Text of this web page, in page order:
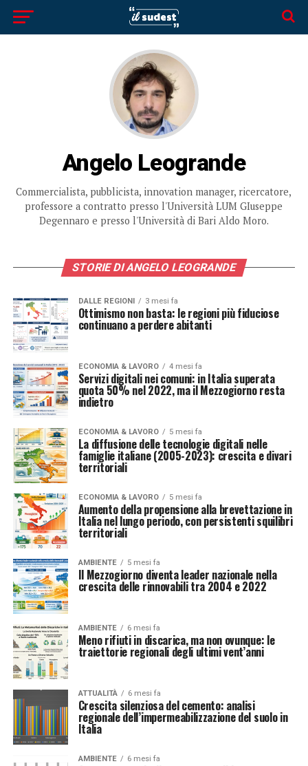
Angelo Leogrande
Commercialista, pubblicista, innovation manager, ricercatore,
professore a contratto presso l'Università LUM GIuseppe
Degennaro e presso l'Università di Bari Aldo Moro.
STORIE DI ANGELO LEOGRANDE
DALLE REGIONI 3 mesi fa
Ottimismo non basta: le regioni più fiduciose
continuano a perdere abitanti
ECONOMIA & LAVORO 4 mesi fa
Servizi digitali nei comuni: in Italia superata
quota 50% nel 2022, ma il Mezzogiorno resta
indietro
ECONOMIA & LAVORO 5 mesi fa
La diffusione delle tecnologie digitali nelle
famiglie italiane (2005-2023): crescita e divari
territoriali
ECONOMIA & LAVORO 5 mesi fa
Aumento della propensione alla brevettazione in
Italia nel lungo periodo, con persistenti squilibri
territoriali
AMBIENTE 5 mesi fa
Il Mezzogiorno diventa leader nazionale nella
crescita delle rinnovabili tra 2004 e 2022
AMBIENTE 6 mesi fa
Meno rifiuti in discarica, ma non ovunque: le
traiettorie regionali degli ultimi vent’anni
ATTUALITÀ 6 mesi fa
Crescita silenziosa del cemento: analisi
regionale dell’impermeabilizzazione del suolo in
Italia
AMBIENTE 6 mesi fa